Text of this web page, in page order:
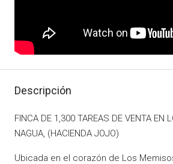
Descripción
FINCA DE 1,300 TAREAS DE VENTA EN
NAGUA, (HACIENDA JOJO)
Ubicada en el corazón de Los